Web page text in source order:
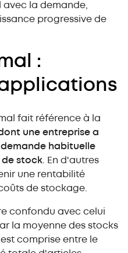
la demande,
progressive de
:
fait référence à la
une entreprise a
habituelle
de stock . En d'autres
une rentabilité
de stockage.
confondu avec celui
la moyenne des stocks
comprise entre le